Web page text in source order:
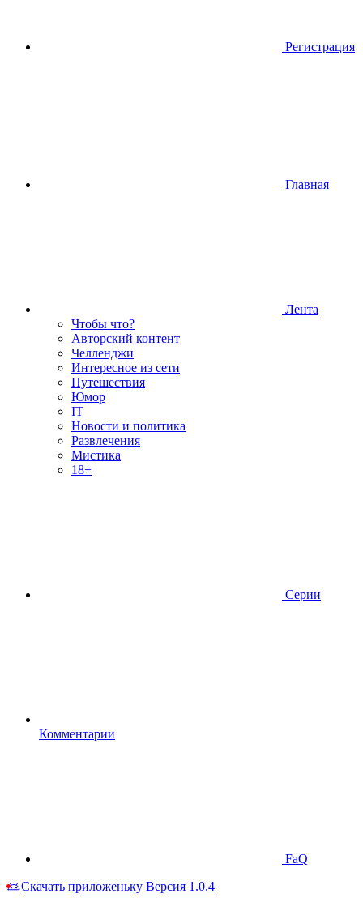
Регистрация
Главная
Лента
Чтобы что?
Авторский контент
Челленджи
Интересное из сети
Путешествия
Юмор
IT
Новости и политика
Развлечения
Мистика
18+
Серии
Комментарии
FaQ
Скачать приложеньку Версия 1.0.4